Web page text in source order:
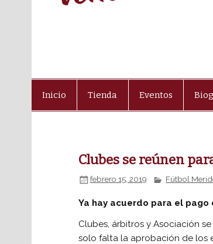
Inicio Tienda Eventos
Clubes se reúnen
febrero 15, 2019 Fútbol
Ya hay acuerdo para el pago
Clubes, árbitros y Asociación
solo falta la aprobación de los